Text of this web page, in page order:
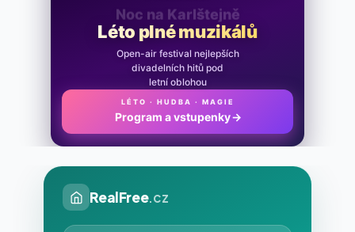
Noc na Karlštejně
Léto plné muzikálů
Open-air festival nejlepších
divadelních hitů pod
letní oblohou
LÉTO · HUDBA · MAGIE
Program a vstupenky→
RealFree.cz